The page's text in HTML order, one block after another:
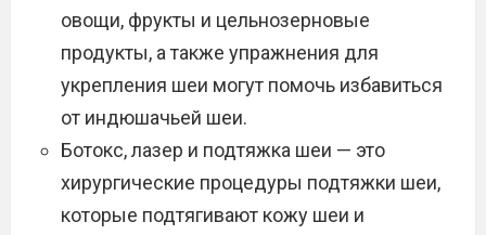
овощи, фрукты и цельнозерновые
продукты, а также упражнения для
укрепления шеи могут помочь избавиться
от индюшачьей шеи.
Ботокс, лазер и подтяжка шеи — это
хирургические процедуры подтяжки шеи,
которые подтягивают кожу шеи и